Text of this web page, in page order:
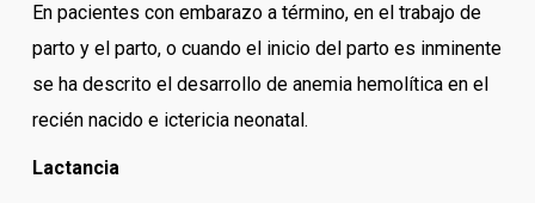
En pacientes con embarazo a término, en el trabajo de
parto y el parto, o cuando el inicio del parto es inminente
se ha descrito el desarrollo de anemia hemolítica en el
recién nacido e ictericia neonatal.
Lactancia